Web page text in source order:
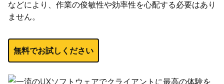
などにより、作業の俊敏性や効率性を心配する必要はあり
ません。
無料でお試しください